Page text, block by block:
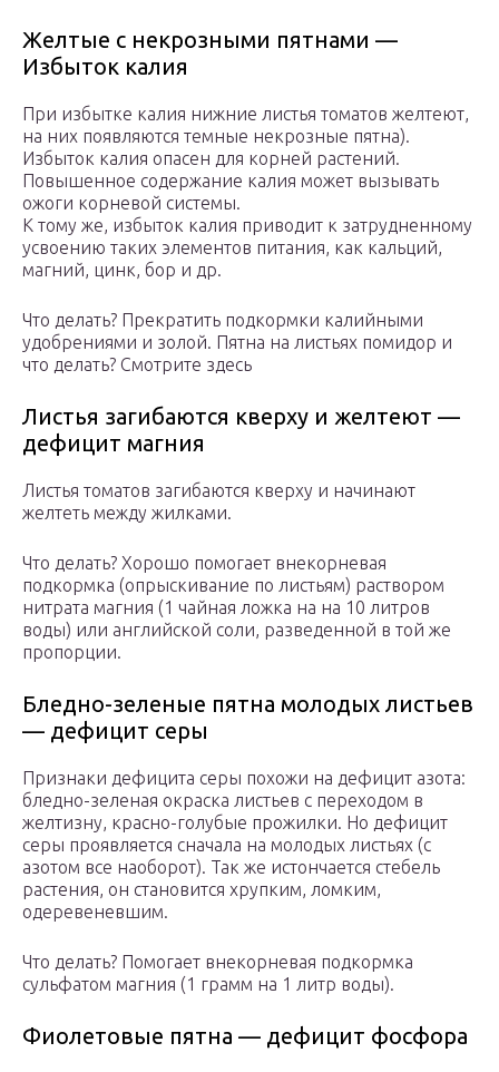
Желтые с некрозными пятнами —
Избыток калия
При избытке калия нижние листья томатов желтеют,
на них появляются темные некрозные пятна).
Избыток калия опасен для корней растений.
Повышенное содержание калия может вызывать
ожоги корневой системы.
К тому же, избыток калия приводит к затрудненному
усвоению таких элементов питания, как кальций,
магний, цинк, бор и др.
Что делать? Прекратить подкормки калийными
удобрениями и золой. Пятна на листьях помидор и
что делать? Смотрите здесь
Листья загибаются кверху и желтеют —
дефицит магния
Листья томатов загибаются кверху и начинают
желтеть между жилками.
Что делать? Хорошо помогает внекорневая
подкормка (опрыскивание по листьям) раствором
нитрата магния (1 чайная ложка на на 10 литров
воды) или английской соли, разведенной в той же
пропорции.
Бледно-зеленые пятна молодых листьев
— дефицит серы
Признаки дефицита серы похожи на дефицит азота:
бледно-зеленая окраска листьев с переходом в
желтизну, красно-голубые прожилки. Но дефицит
серы проявляется сначала на молодых листьях (с
азотом все наоборот). Так же истончается стебель
растения, он становится хрупким, ломким,
одеревеневшим.
Что делать? Помогает внекорневая подкормка
сульфатом магния (1 грамм на 1 литр воды).
Фиолетовые пятна — дефицит фосфора